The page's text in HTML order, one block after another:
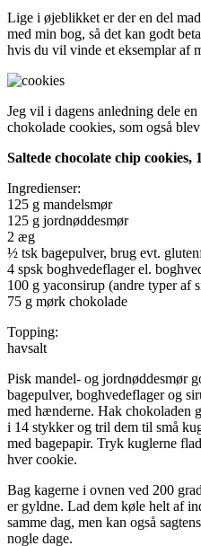
Lige i øjeblikket er der en del
med min bog, så det kan godt
hvis du vil vinde et eksemplar af
Jeg vil i dagens anledning dele
chokolade cookies, som også
Saltede chocolate chip cookies,
Ingredienser:
125 g mandelsmør
125 g jordnøddesmør
2 æg
½ tsk bagepulver, brug evt.
4 spsk boghvedeflager el.
100 g yaconsirup (andre typer af
75 g mørk chokolade
Topping:
havsalt
Pisk mandel- og jordnøddesmør
bagepulver, boghvedeflager og
med hænderne. Hak chokoladen
i 14 stykker og tril dem til små
med bagepapir. Tryk kuglerne
hver cookie.
Bag kagerne i ovnen ved 200
er gyldne. Lad dem køle helt af
samme dag, men kan også
nogle dage.